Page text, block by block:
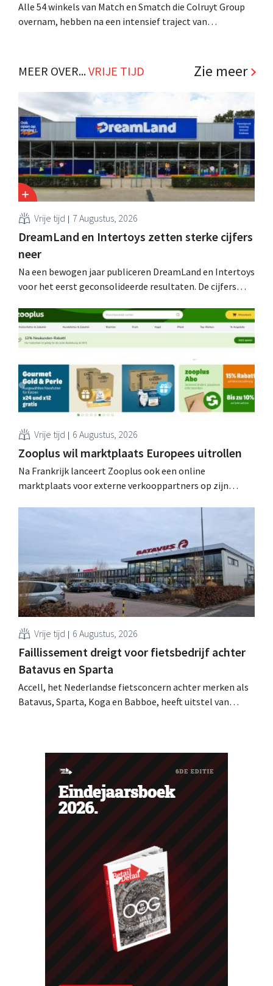
Alle 54 winkels van Match en Smatch die Colruyt Group
overnam, hebben na een intensief traject van
.MEER OVER...VRIJE TIJD Zie meer
Vrije tijd 7 Augustus, 2026
DreamLand en Intertoys zetten sterke cijfers
neer
Na een bewogen jaar publiceren DreamLand en Intertoys
voor het eerst geconsolideerde resultaten. De cijfers
spreekt van een “historisch sterk resultaat”.
Vrije tijd 6 Augustus, 2026
Zooplus wil marktplaats Europees uitrollen
Na Frankrijk lanceert Zooplus ook een online
marktplaats voor externe verkooppartners op zijn
voor huisdierbenodigdheden dat model stapsgewijs
Vrije tijd 6 Augustus, 2026
Faillissement dreigt voor fietsbedrijf achter
Batavus en Sparta
Accell, het Nederlandse fietsconcern achter merken als
Batavus, Sparta, Koga en Babboe, heeft uitstel van